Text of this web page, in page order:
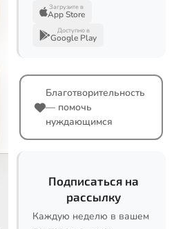
Загрузите в
App Store
Доступно в
Google Play
Благотворительность
— помочь
нуждающимся
Подписаться на
рассылку
Каждую неделю в вашем